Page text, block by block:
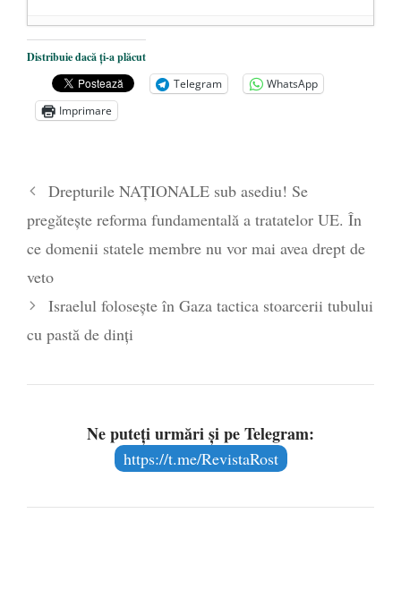
Dezvăluiri cutremurătoare despre
președintele Ucrainei, Volodymyr
Zelensky
- 13 mai 2026
Statul care servește Națiunea
poetului Octavian Goga, înlăturat din Iași
- 16 aprilie 2026
Distribuie dacă ți-a plăcut
Telegram
WhatsApp
Imprimare
Drepturile NAȚIONALE sub asediu! Se
pregătește reforma fundamentală a tratatelor UE. În
ce domenii statele membre nu vor mai avea drept de
veto
Israelul folosește în Gaza tactica stoarcerii tubului
cu pastă de dinți
Ne puteți urmări și pe Telegram:
https://t.me/RevistaRost